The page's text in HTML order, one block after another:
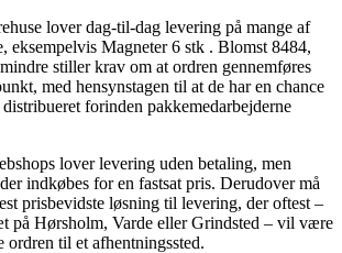
lover dag-til-dag levering på mange af
eksempelvis Magneter 6 stk . Blomst 8484,
stiller krav om at ordren gennemføres
med hensynstagen til at de har en chance
forinden pakkemedarbejderne
lover levering uden betaling, men
indkøbes for en fastsat pris. Derudover må
prisbevidste løsning til levering, der oftest –
på Hørsholm, Varde eller Grindsted – vil være
ordren til et afhentningssted.